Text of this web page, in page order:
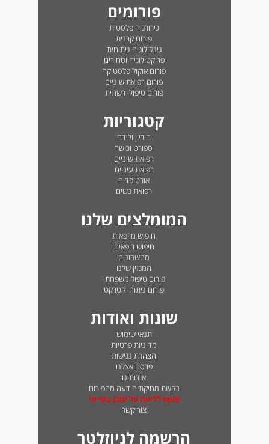
פורומים
כירורגיה פלסטית
פורום קרנית
גינקולוגיה ניתוחית
פרוקטולוגיה וטחורים
פורום אוקולופלסטיקה
פורום רפואת שיניים
פורום טיפולי רשתית
קטגוריות
היריון ולידה
ספורט וכושר
רפואת שיניים
רפואת עיניים
אורטופדיה
רפואת נשים
המומלצים שלנו
חיפוש מרפאות
חיפוש רופאים
מחשבונים
המגזין שלנו
פורום טיפול משפחתי
פורום ניתוחי קטרקט
שונות ואודות
תנאי שימוש
מדיניות פרטיות
הצהרת נגישות
פרסם אצלנו
אודותינו
בקשת מחיקת הודעה מהפורום
טופס לדיווח על תוכן בעייתי
צור קשר
הרשמה לניוזלטר